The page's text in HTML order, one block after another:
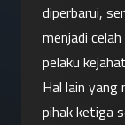
diperbarui,
menjadi
pelaku
Hal lain yang
pihak ketiga